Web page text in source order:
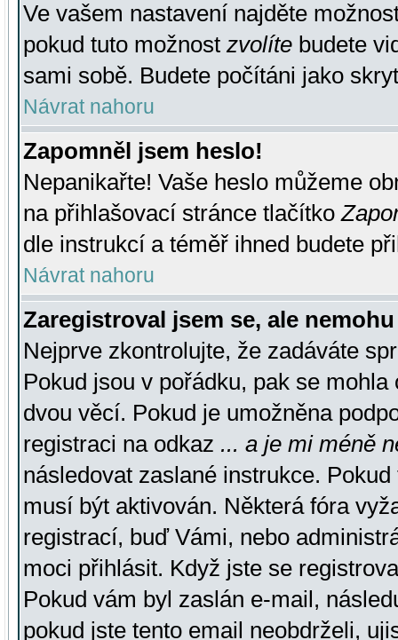
Ve vašem nastavení najděte
pokud tuto možnost zvolíte budete
sami sobě. Budete počítáni jako
Návrat nahoru
Zapomněl jsem heslo!
Nepanikařte! Vaše heslo můžeme
na přihlašovací stránce tlačítko
dle instrukcí a téměř ihned budete
Návrat nahoru
Zaregistroval jsem se, ale
Nejprve zkontrolujte, že zadáváte
Pokud jsou v pořádku, pak se
dvou věcí. Pokud je umožněna
registraci na odkaz ... a je mi méně
následovat zaslané instrukce.
musí být aktivován. Některá fóra
registrací, buď Vámi, nebo
moci přihlásit. Když jste se
Pokud vám byl zaslán e-mail,
pokud jste tento email neobdrželi,